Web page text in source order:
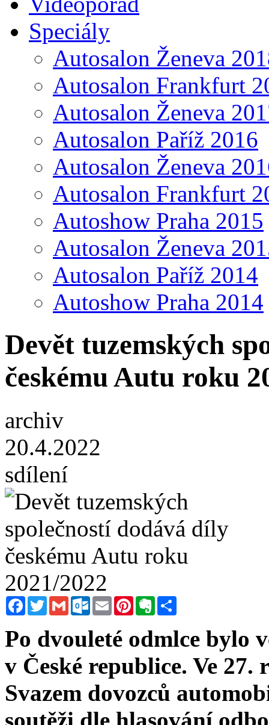
Speciály
Autosalon Ženeva
Autosalon Frankfurt
Autosalon Ženeva
Autosalon Paříž 2016
Autosalon Ženeva
Autosalon Frankfurt
Autoshow Praha 2015
Autosalon Ženeva
Autosalon Paříž 2014
Autoshow Praha 2014
Devět tuzemských
českému Autu roku
archiv
20.4.2022
sdílení
FacebookTwitterGmail Outlook.com
Email PinterestEvernote
Po dvouleté odmlce bylo
v České republice. Ve
Svazem dovozců
soutěži dle hlasování